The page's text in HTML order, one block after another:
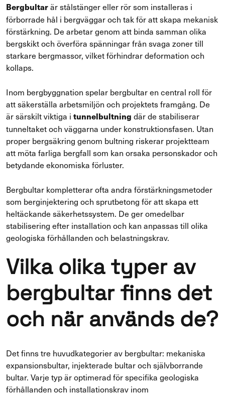
Bergbultarär stålstänger eller rör som installeras i
förborrade hål i bergväggar och tak för att skapa mekanisk
förstärkning. De arbetar genom att binda samman olika
bergskikt och överföra spänningar från svaga zoner till
starkare bergmassor, vilket förhindrar deformation och
kollaps.
Inom bergbyggnation spelar bergbultar en central roll för
att säkerställa arbetsmiljön och projektets framgång. De
är särskilt viktiga i tunnelbultning där de stabiliserar
tunneltaket och väggarna under konstruktionsfasen. Utan
proper bergsäkring genom bultning riskerar projektteam
att möta farliga bergfall som kan orsaka personskador och
betydande ekonomiska förluster.
Bergbultar kompletterar ofta andra förstärkningsmetoder
som berginjektering och sprutbetong för att skapa ett
heltäckande säkerhetssystem. De ger omedelbar
stabilisering efter installation och kan anpassas till olika
geologiska förhållanden och belastningskrav.
Vilka olika typer av
bergbultar finns det
och när används de?
Det finns tre huvudkategorier av bergbultar: mekaniska
expansionsbultar, injekterade bultar och självborrande
bultar. Varje typ är optimerad för specifika geologiska
förhållanden och installationskrav inom